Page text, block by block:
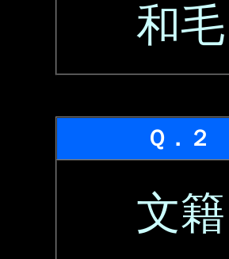
和毛
Ｑ．２
文籍